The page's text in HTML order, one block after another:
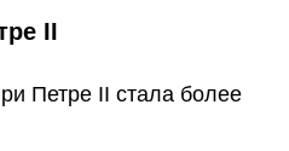
II
Петре II стала более